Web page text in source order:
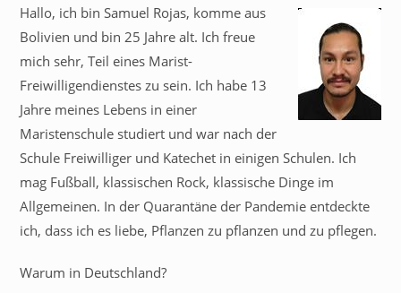
Hallo, ich bin Samuel Rojas, komme aus
Bolivien und bin 25 Jahre alt. Ich freue
mich sehr, Teil eines Marist-
Freiwilligendienstes zu sein. Ich habe 13
Jahre meines Lebens in einer
Maristenschule studiert und war nach der
Schule Freiwilliger und Katechet in einigen Schulen. Ich
mag Fußball, klassischen Rock, klassische Dinge im
Allgemeinen. In der Quarantäne der Pandemie entdeckte
ich, dass ich es liebe, Pflanzen zu pflanzen und zu pflegen.
Warum in Deutschland?